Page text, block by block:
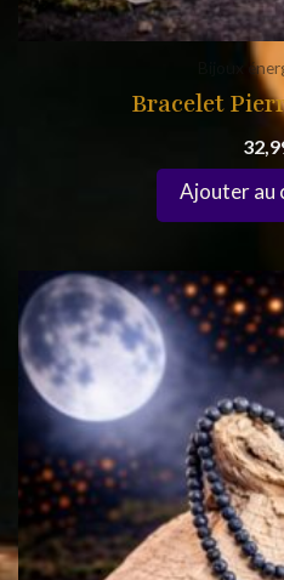
Bijoux
Bracelet